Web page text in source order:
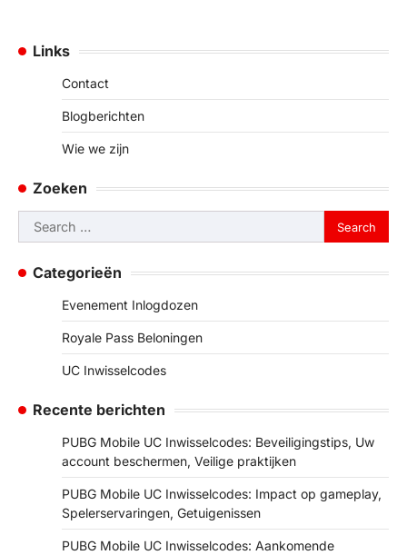
Links
Contact
Blogberichten
Wie we zijn
Zoeken
Search
for:
Categorieën
Evenement Inlogdozen
Royale Pass Beloningen
UC Inwisselcodes
Recente berichten
PUBG Mobile UC Inwisselcodes: Beveiligingstips, Uw
account beschermen, Veilige praktijken
PUBG Mobile UC Inwisselcodes: Impact op gameplay,
Spelerservaringen, Getuigenissen
PUBG Mobile UC Inwisselcodes: Aankomende